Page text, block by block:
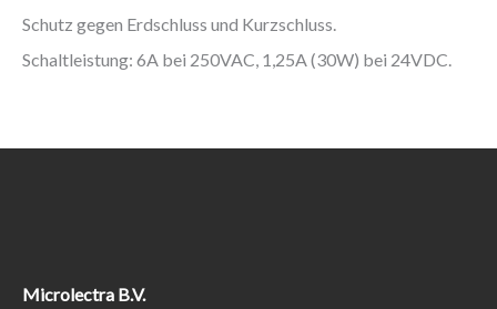
Schutz gegen Erdschluss und Kurzschluss.
Schaltleistung: 6A bei 250VAC, 1,25A (30W) bei 24VDC.
Microlectra B.V.